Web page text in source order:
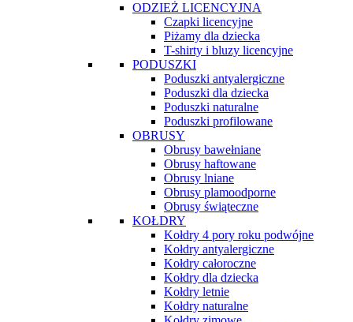
ODZIEŻ LICENCYJNA
Czapki licencyjne
Piżamy dla dziecka
T-shirty i bluzy licencyjne
PODUSZKI
Poduszki antyalergiczne
Poduszki dla dziecka
Poduszki naturalne
Poduszki profilowane
OBRUSY
Obrusy bawełniane
Obrusy haftowane
Obrusy lniane
Obrusy plamoodporne
Obrusy świąteczne
KOŁDRY
Kołdry 4 pory roku podwójne
Kołdry antyalergiczne
Kołdry całoroczne
Kołdry dla dziecka
Kołdry letnie
Kołdry naturalne